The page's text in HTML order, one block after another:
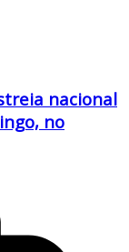
nacional
no